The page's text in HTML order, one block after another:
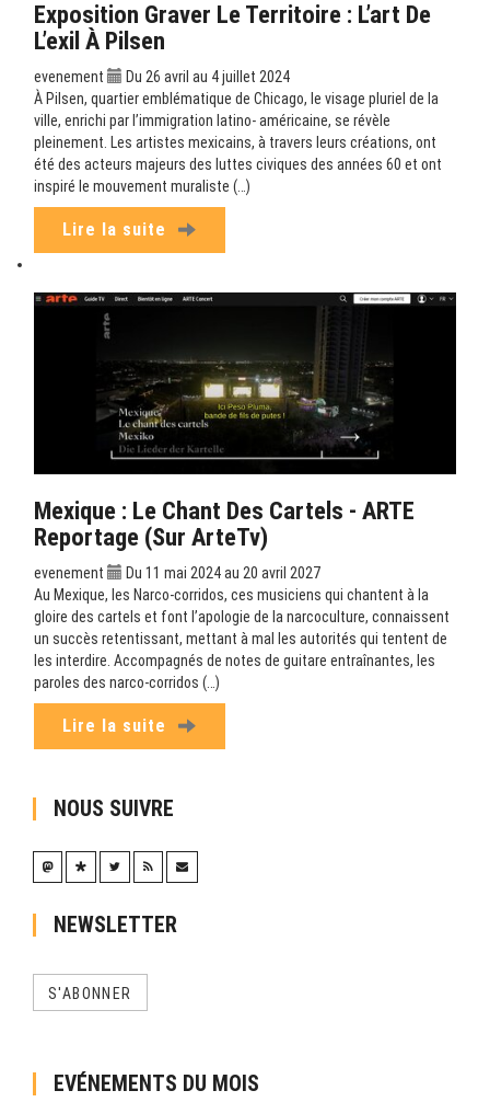
Exposition Graver Le Territoire : L’art De
L’exil À Pilsen
evenement
Du 26 avril au 4 juillet 2024
À Pilsen, quartier emblématique de Chicago, le visage pluriel de la
ville, enrichi par l’immigration latino- américaine, se révèle
pleinement. Les artistes mexicains, à travers leurs créations, ont
été des acteurs majeurs des luttes civiques des années 60 et ont
inspiré le mouvement muraliste (…)
Lire la suite
Mexique : Le Chant Des Cartels - ARTE
Reportage (sur ArteTv)
evenement
Du 11 mai 2024 au 20 avril 2027
Au Mexique, les Narco-corridos, ces musiciens qui chantent à la
gloire des cartels et font l’apologie de la narcoculture, connaissent
un succès retentissant, mettant à mal les autorités qui tentent de
les interdire. Accompagnés de notes de guitare entraînantes, les
paroles des narco-corridos (…)
Lire la suite
NOUS SUIVRE
NEWSLETTER
S'ABONNER
EVÉNEMENTS DU MOIS